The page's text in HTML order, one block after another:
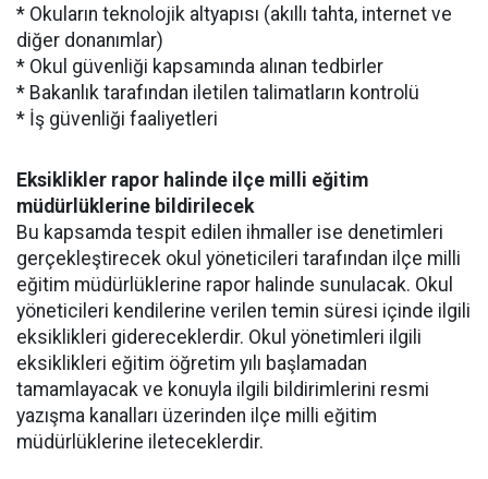
* Okuların teknolojik altyapısı (akıllı tahta, internet ve
diğer donanımlar)
* Okul güvenliği kapsamında alınan tedbirler
* Bakanlık tarafından iletilen talimatların kontrolü
* İş güvenliği faaliyetleri
Eksiklikler rapor halinde ilçe milli eğitim
müdürlüklerine bildirilecek
Bu kapsamda tespit edilen ihmaller ise denetimleri
gerçekleştirecek okul yöneticileri tarafından ilçe milli
eğitim müdürlüklerine rapor halinde sunulacak. Okul
yöneticileri kendilerine verilen temin süresi içinde ilgili
eksiklikleri gidereceklerdir. Okul yönetimleri ilgili
eksiklikleri eğitim öğretim yılı başlamadan
tamamlayacak ve konuyla ilgili bildirimlerini resmi
yazışma kanalları üzerinden ilçe milli eğitim
müdürlüklerine ileteceklerdir.